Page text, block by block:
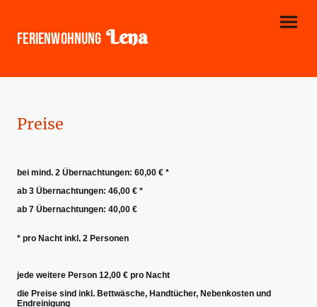
Ferienwohnung Lena
Preise
bei mind. 2 Übernachtungen: 60,00 € *
ab 3 Übernachtungen: 46,00 € *
ab 7 Übernachtungen: 40,00 €
* pro Nacht inkl. 2 Personen
jede weitere Person 12,00 € pro Nacht
die Preise sind inkl. Bettwäsche, Handtücher, Nebenkosten und
Endreinigung